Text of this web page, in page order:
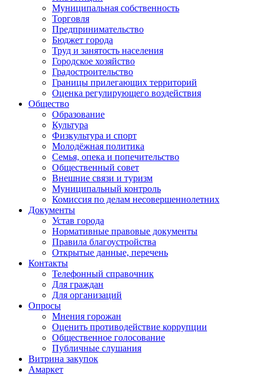
Муниципальная собственность
Торговля
Предпринимательство
Бюджет города
Труд и занятость населения
Городское хозяйство
Градостроительство
Границы прилегающих территорий
Оценка регулирующего воздействия
Общество
Образование
Культура
Физкультура и спорт
Молодёжная политика
Семья, опека и попечительство
Общественный совет
Внешние связи и туризм
Муниципальный контроль
Комиссия по делам несовершеннолетних
Документы
Устав города
Нормативные правовые документы
Правила благоустройства
Открытые данные, перечень
Контакты
Телефонный справочник
Для граждан
Для организаций
Опросы
Мнения горожан
Оценить противодействие коррупции
Общественное голосование
Публичные слушания
Витрина закупок
Амаркет